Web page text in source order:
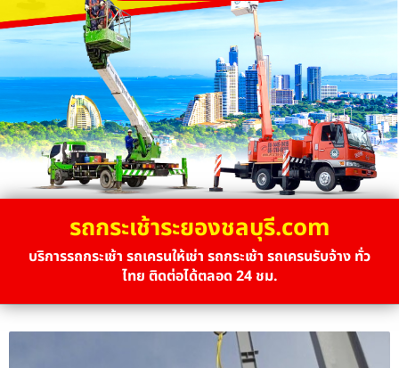
รถกระเช้าระยองชลบุรี.com
บริการรถกระเช้า รถเครนให้เช่า รถกระเช้า รถเครนรับจ้าง ทั่ว
ไทย ติดต่อได้ตลอด 24 ชม.